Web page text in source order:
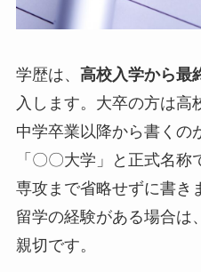
学歴は、 高校入学から最
入します。大卒の方は高
中学卒業以降から書くの
「〇〇大学」と正式名称
専攻まで省略せずに書き
留学の経験がある場合は
親切です。